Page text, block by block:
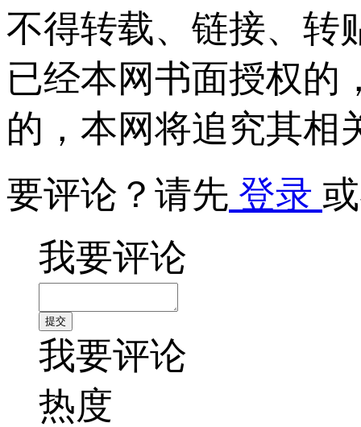
不得转载、链接、转
已经本网书面授权的
的，本网将追究其相
要评论？请先 登录
我要评论
我要评论
热度